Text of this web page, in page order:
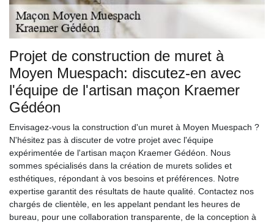
Projet de construction de muret à
Moyen Muespach: discutez-en avec
l'équipe de l'artisan maçon Kraemer
Gédéon
Envisagez-vous la construction d'un muret à Moyen Muespach ?
N'hésitez pas à discuter de votre projet avec l'équipe
expérimentée de l'artisan maçon Kraemer Gédéon. Nous
sommes spécialisés dans la création de murets solides et
esthétiques, répondant à vos besoins et préférences. Notre
expertise garantit des résultats de haute qualité. Contactez nos
chargés de clientèle, en les appelant pendant les heures de
bureau, pour une collaboration transparente, de la conception à